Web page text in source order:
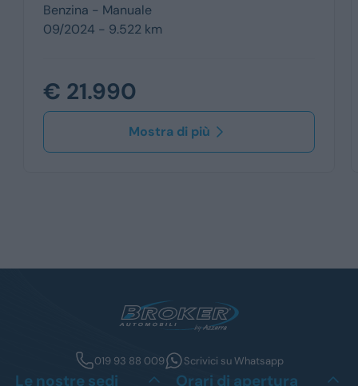
Benzina - Manuale
09/2024 - 9.522 km
€ 21.990
Mostra di più
019 93 88 009 Scrivici su Whatsapp
Le nostre sedi Orari di apertura